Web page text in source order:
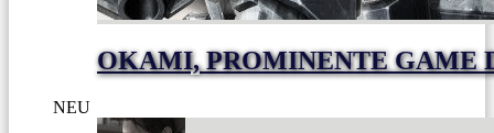
OKAMI, PROMINENTE GAME
NEU